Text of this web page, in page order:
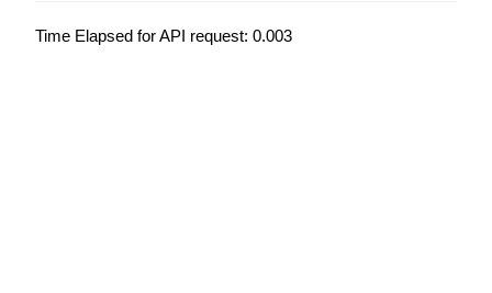
Time Elapsed for API request: 0.003